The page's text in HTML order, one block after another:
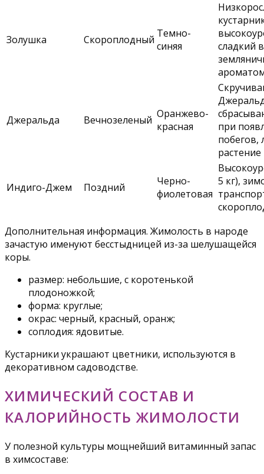
Золушка Скороплодный Темно-
синяя
сладкий
Джеральда Вечнозеленый Оранжево-
красная
при
побегов,
растение
Индиго-Джем Поздний
Черно-
фиолетовая
5 кг),
Дополнительная информация. Жимолость в народе
зачастую именуют бесстыдницей из-за шелушащейся
коры.
размер: небольшие, с коротенькой
плодоножкой;
форма: круглые;
окрас: черный, красный, оранж;
соплодия: ядовитые.
Кустарники украшают цветники, используются в
декоративном садоводстве.
ХИМИЧЕСКИЙ СОСТАВ И
КАЛОРИЙНОСТЬ ЖИМОЛОСТИ
У полезной культуры мощнейший витаминный запас
в химсоставе: